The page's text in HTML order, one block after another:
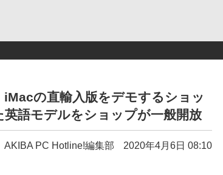
iMacの直輸入版をデモするショッ
語モデルをショップが一般開放
AKIBA PC Hotline!編集部 2020年4月6日 08:10